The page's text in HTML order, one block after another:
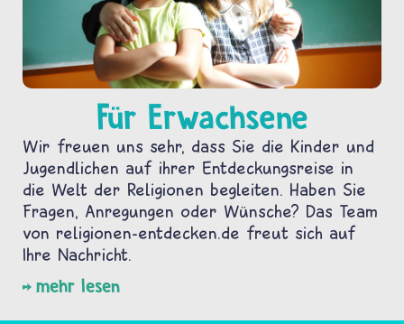
Für Erwachsene
Wir freuen uns sehr, dass Sie die Kinder und
Jugendlichen auf ihrer Entdeckungsreise in
die Welt der Religionen begleiten. Haben Sie
Fragen, Anregungen oder Wünsche? Das Team
von religionen-entdecken.de freut sich auf
Ihre Nachricht.
mehr lesen